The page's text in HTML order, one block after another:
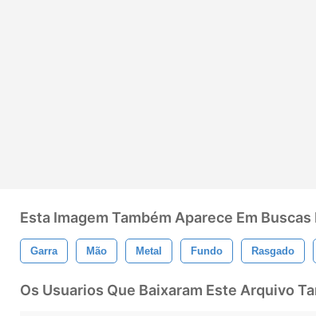
Esta Imagem Também Aparece Em Buscas
Garra Mão Metal Fundo Rasgado
Os Usuarios Que Baixaram Este Arquivo